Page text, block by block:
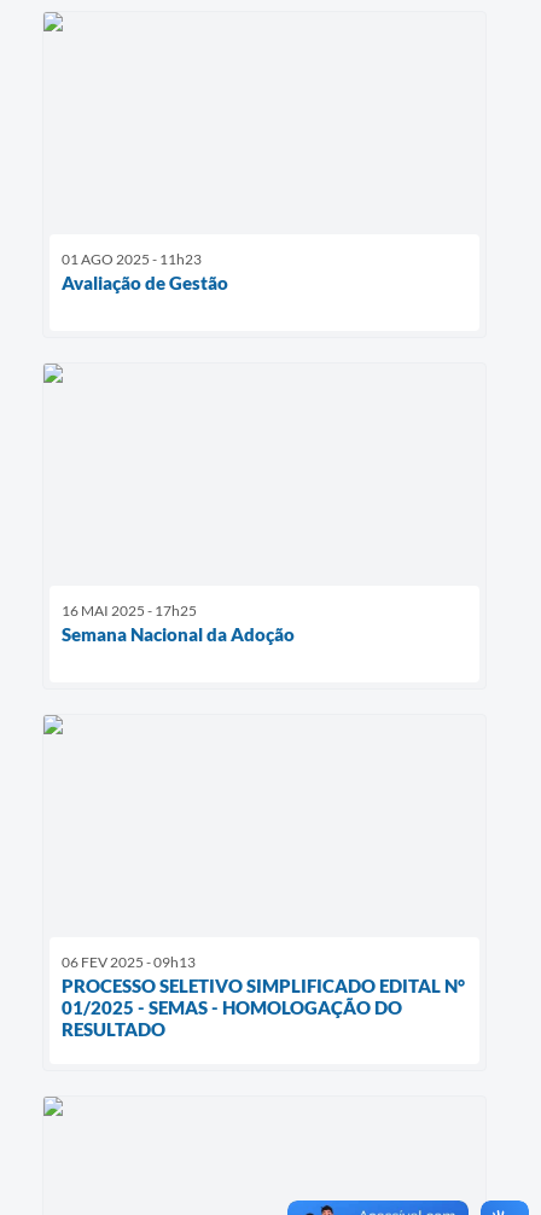
01 AGO 2025 - 11h23
Avaliação de Gestão
16 MAI 2025 - 17h25
Semana Nacional da Adoção
06 FEV 2025 - 09h13
PROCESSO SELETIVO SIMPLIFICADO EDITAL N°
01/2025 - SEMAS - HOMOLOGAÇÃO DO
RESULTADO